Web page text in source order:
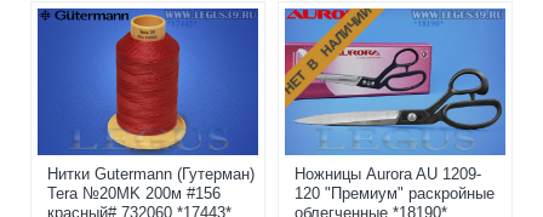
Нитки Gutermann (Гутерман)
Tera №20MK 200м #156
красный# 732060 *17443*
НЕТ В НАЛИЧИИ
Ножницы Aurora AU 1209-
120 "Премиум" раскройные
облегченные *18190*